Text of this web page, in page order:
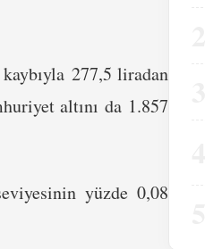
277,5 liradan
altını da 1.857
yüzde 0,08